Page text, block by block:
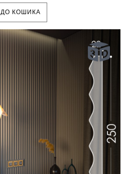
ДО КОШИКА